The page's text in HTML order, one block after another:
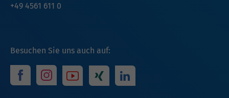
Besuchen Sie uns auch auf:
+49 4561 611 0